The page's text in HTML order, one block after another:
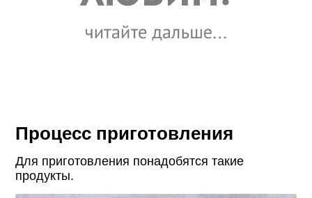
Процесс приготовления
Для приготовления понадобятся такие
продукты.